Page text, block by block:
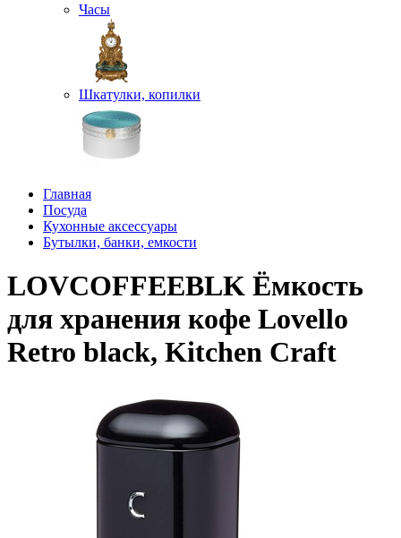
Часы
Шкатулки, копилки
Главная
Посуда
Кухонные аксессуары
Бутылки, банки, емкости
LOVCOFFEEBLK Ёмкость
для хранения кофе Lovello
Retro black, Kitchen Craft